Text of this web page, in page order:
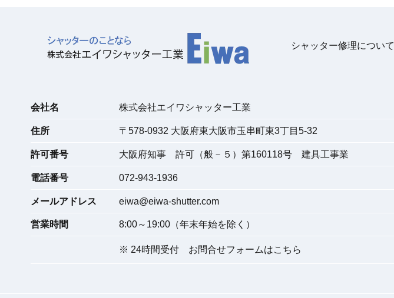
シャッター修理について
会社名 株式会社エイワシャッター工業
住所 〒 578-0932 大阪府東大阪市玉串町東3丁目5-32
許可番号 大阪府知事 許可（般－５）第160118号 建具工事業
電話番号 072-943-1936
メールアドレス eiwa@eiwa-shutter.com
営業時間 8:00～19:00（年末年始を除く）
※ 24時間受付 お問合せフォームはこちら